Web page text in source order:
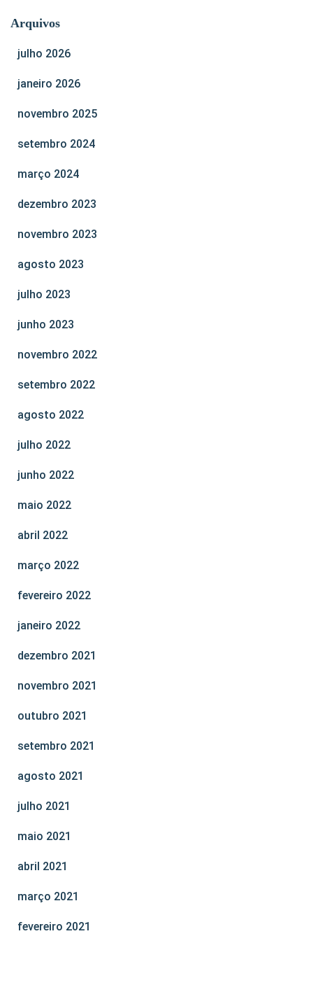
Arquivos
julho 2026
janeiro 2026
novembro 2025
setembro 2024
março 2024
dezembro 2023
novembro 2023
agosto 2023
julho 2023
junho 2023
novembro 2022
setembro 2022
agosto 2022
julho 2022
junho 2022
maio 2022
abril 2022
março 2022
fevereiro 2022
janeiro 2022
dezembro 2021
novembro 2021
outubro 2021
setembro 2021
agosto 2021
julho 2021
maio 2021
abril 2021
março 2021
fevereiro 2021